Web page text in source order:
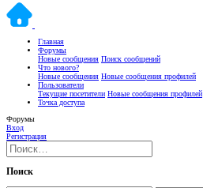
Главная
Форумы
Новые сообщения Поиск сообщений
Что нового?
Новые сообщения Новые сообщения профилей
Пользователи
Текущие посетители Новые сообщения профилей
Точка доступа
Форумы
Вход
Регистрация
Поиск